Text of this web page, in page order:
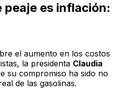
peaje es inflación:
el aumento en los costos
la presidenta Claudia
su compromiso ha sido no
de las gasolinas.